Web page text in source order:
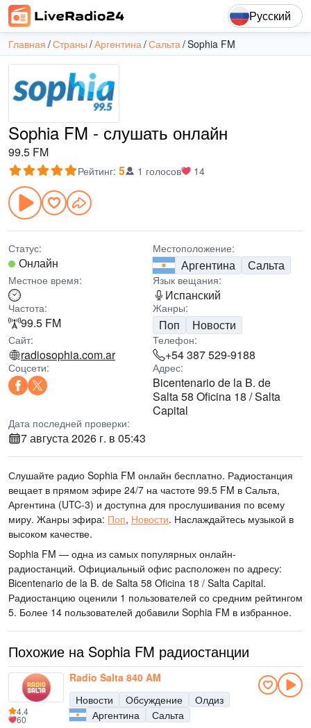
Русский
Главная Страны Аргентина Сальта Sophia FM
Sophia FM - слушать онлайн
99.5 FM
Рейтинг: 5 1 голосов 14
Статус:
Онлайн
Местоположение:
Аргентина Сальта
Местное время: Язык вещания:
Испанский
Частота:
99.5 FM
Жанры:
Поп Новости
Сайт:
radiosophia.com.ar
Телефон:
+54 387 529-9188
Соцсети: Адрес:
Bicentenario de la B. de
Salta 58 Oficina 18 / Salta
Capital
Дата последней проверки:
7 августа 2026 г. в 05:43
Слушайте радио Sophia FM онлайн бесплатно. Радиостанция
вещает в прямом эфире 24/7 на частоте 99.5 FM в Сальта,
Аргентина (UTC-3) и доступна для прослушивания по всему
миру. Жанры эфира: Поп, Новости. Наслаждайтесь музыкой в
высоком качестве.
Sophia FM — одна из самых популярных онлайн-
радиостанций. Официальный офис расположен по адресу:
Bicentenario de la B. de Salta 58 Oficina 18 / Salta Capital.
Радиостанцию оценили 1 пользователей со средним рейтингом
5. Более 14 пользователей добавили Sophia FM в избранное.
Похожие на Sophia FM радиостанции
Radio Salta 840 AM
Новости
Обсуждение
Олдиз
Аргентина
Сальта
4.4
60